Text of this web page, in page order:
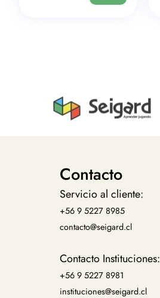
Contacto
Servicio al cliente:
+56 9 5227 8985
contacto@seigard.cl
Contacto Instituciones:
+56 9 5227 8981
instituciones@seigard.cl